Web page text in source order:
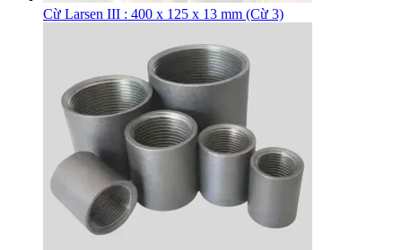
Cừ Larsen III : 400 x 125 x 13 mm (Cừ 3)